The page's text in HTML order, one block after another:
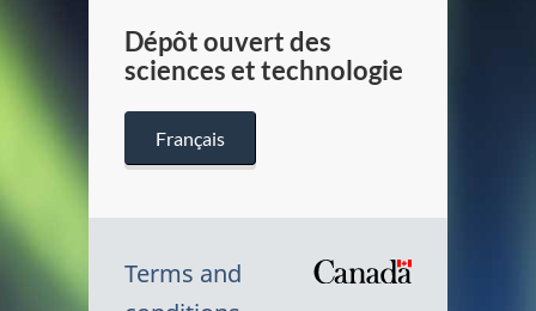
Dépôt ouvert des
sciences et technologie
Français
Terms and